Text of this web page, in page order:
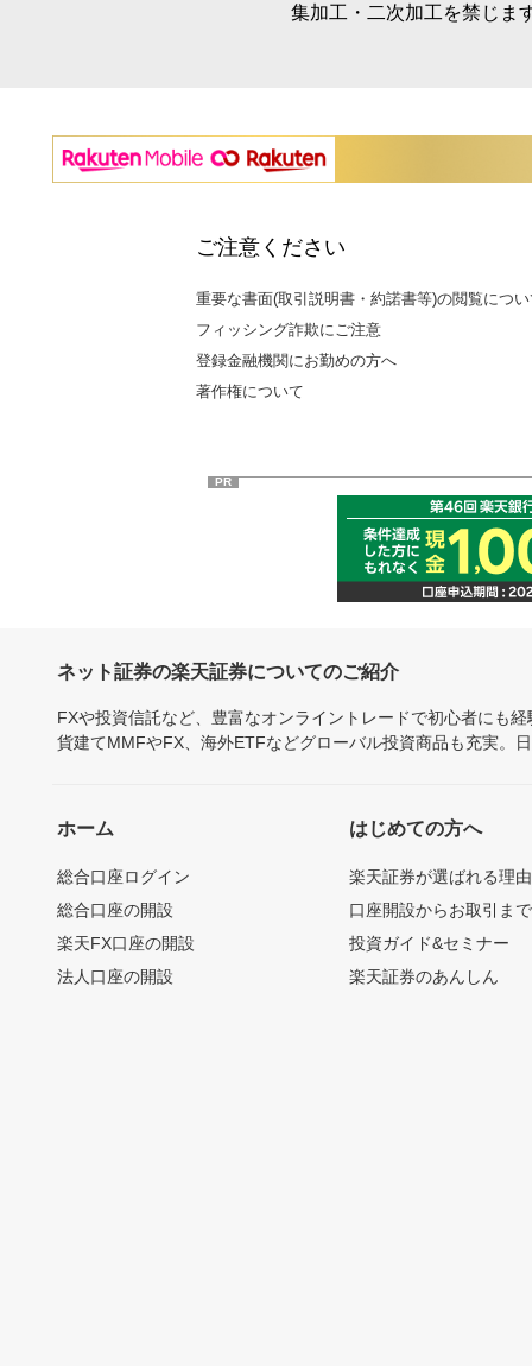
集加工・二次加工を禁じま
ご注意ください
重要な書面(取引説明書・約諾書等)の閲覧につ
フィッシング詐欺にご注意
登録金融機関にお勤めの方へ
著作権について
PR
ネット証券の楽天証券についてのご紹介
FXや投資信託など、豊富なオンライントレードで初心者にも
貨建てMMFやFX、海外ETFなどグローバル投資商品も充実。
ホーム
総合口座ログイン
総合口座の開設
楽天FX口座の開設
法人口座の開設
はじめての方へ
楽天証券が選ばれる理由
口座開設からお取引ま
投資ガイド&セミナー
楽天証券のあんしん